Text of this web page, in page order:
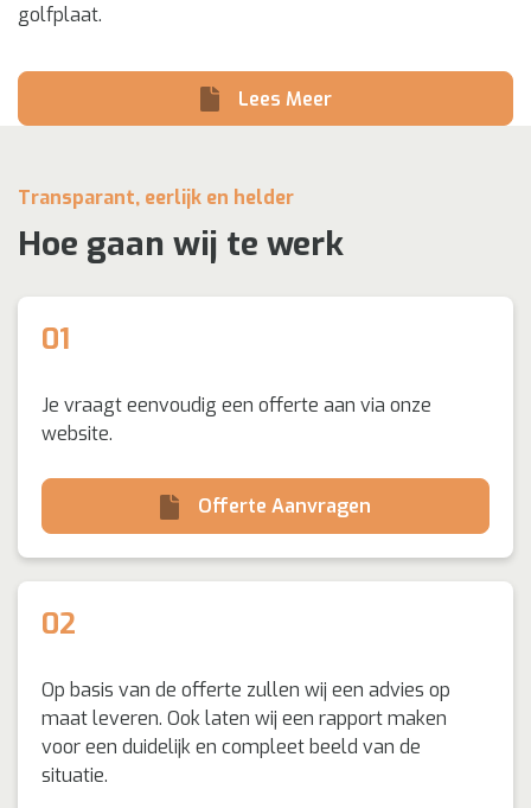
golfplaat.
Lees Meer
Transparant, eerlijk en helder
Hoe gaan wij te werk
01
Je vraagt eenvoudig een offerte aan via onze
website.
Offerte Aanvragen
02
Op basis van de offerte zullen wij een advies op
maat leveren. Ook laten wij een rapport maken
voor een duidelijk en compleet beeld van de
situatie.